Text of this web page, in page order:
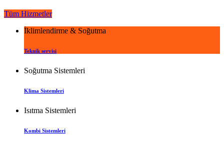
Tüm Hizmetler
İklimlendirme & Soğutma
Teknik servisi
Soğutma Sistemleri
Klima Sistemleri
Isıtma Sistemleri
Kombi Sistemleri